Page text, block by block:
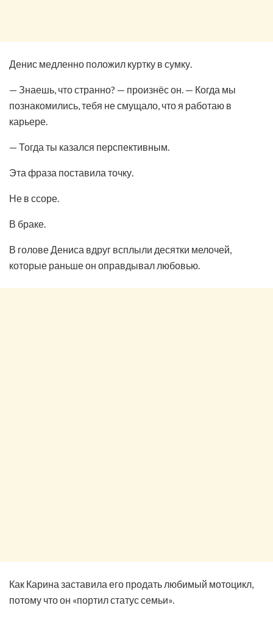
Денис медленно положил куртку в сумку.
— Знаешь, что странно? — произнёс он. — Когда мы
познакомились, тебя не смущало, что я работаю в
карьере.
— Тогда ты казался перспективным.
Эта фраза поставила точку.
Не в ссоре.
В браке.
В голове Дениса вдруг всплыли десятки мелочей,
которые раньше он оправдывал любовью.
Как Карина заставила его продать любимый мотоцикл,
потому что он «портил статус семьи».